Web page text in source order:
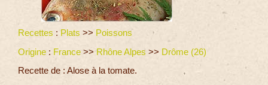
Recettes : Plats >> Poissons
Origine : France >> Rhône Alpes >> Drôme (26)
Recette de : Alose à la tomate.